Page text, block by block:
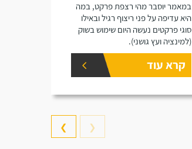
במאמר יוסבר מהי רצפת פרקט, במה
היא עדיפה על פני ריצוף רגיל ובאילו
סוגי פרקטים נעשה היום שימוש בשוק
(למינציה ועץ גושני).
קרא עוד
❮
❯